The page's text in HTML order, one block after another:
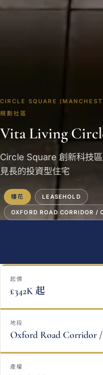
CIRCLE SQUARE
規劃社區
Vita Living
Circle Square 創新科技
見長的投資型住宅
樓花 LEASEHOLD
OXFORD ROAD CORRIDOR /
起價
£342K 起
地段
Oxford Road Corridor
產權